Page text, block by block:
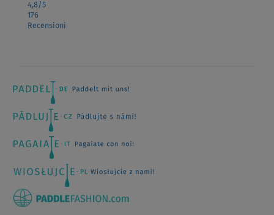
4,8/5
176
Recensioni